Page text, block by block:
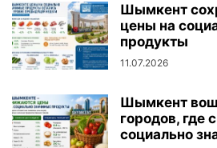
Шымкент
цены на
продукты
11.07.2026
Шымкент
городов, где
социально